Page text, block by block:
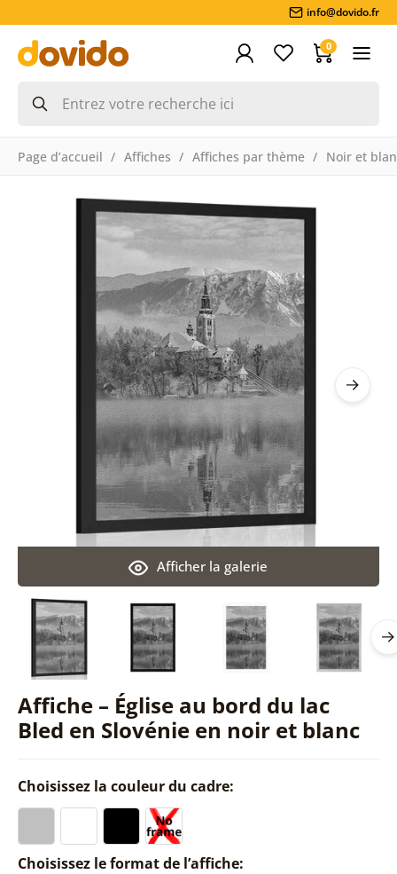
info@dovido.fr
0
Page d’accueil Affiches Affiches par thème Noir et
Affiche – Église au bord du lac
Bled en Slovénie en noir et blanc
Afficher la galerie
Choisissez la couleur du cadre:
Choisissez le format de l’affiche: